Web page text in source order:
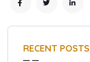
RECENT POSTS